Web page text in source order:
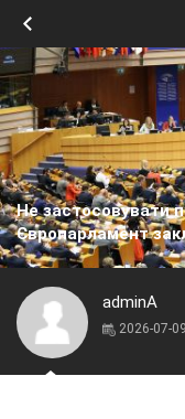
Не застосовувати
Європарламент
adminA
2026-07-